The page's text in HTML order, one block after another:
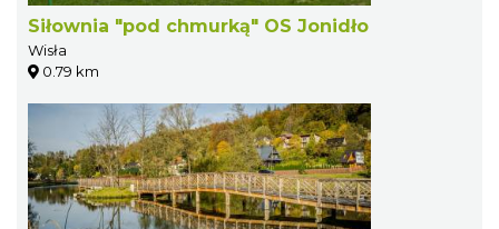
Siłownia "pod chmurką" OS Jonidło
Wisła
0.79 km